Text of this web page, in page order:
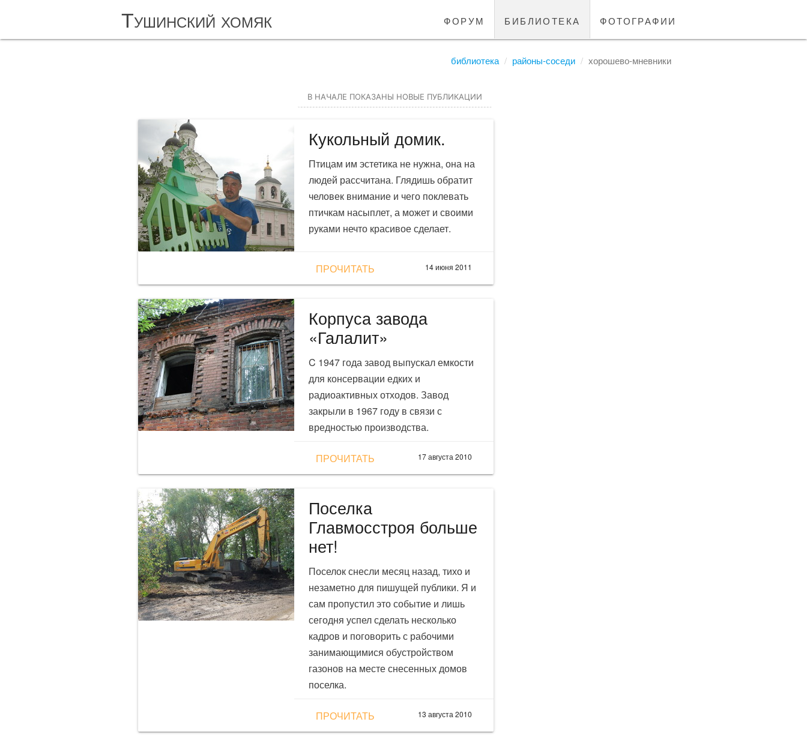
Тушинский хомяк форум библиотека фотографии
библиотека районы-соседи хорошево-мневники
В НАЧАЛЕ ПОКАЗАНЫ НОВЫЕ ПУБЛИКАЦИИ
Кукольный домик.
Птицам им эстетика не нужна, она на
людей рассчитана. Глядишь обратит
человек внимание и чего поклевать
птичкам насыплет, а может и своими
руками нечто красивое сделает.
ПРОЧИТАТЬ 14 июня 2011
Корпуса завода
«Галалит»
C 1947 года завод выпускал емкости
для консервации едких и
радиоактивных отходов. Завод
закрыли в 1967 году в связи с
вредностью производства.
ПРОЧИТАТЬ 17 августа 2010
Поселка
Главмосстроя больше
нет!
Поселок снесли месяц назад, тихо и
незаметно для пишущей публики. Я и
сам пропустил это событие и лишь
сегодня успел сделать несколько
кадров и поговорить с рабочими
занимающимися обустройством
газонов на месте снесенных домов
поселка.
ПРОЧИТАТЬ 13 августа 2010